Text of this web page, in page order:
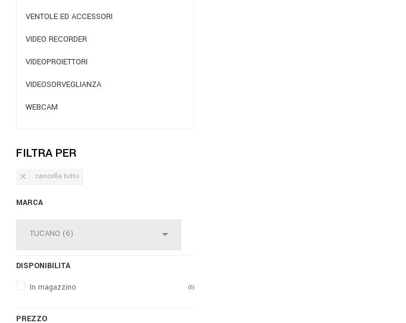
VENTOLE ED ACCESSORI
VIDEO RECORDER
VIDEOPROIETTORI
VIDEOSORVEGLIANZA
WEBCAM
FILTRA PER
 cancella tutto
MARCA

DISPONIBILITÀ
In magazzino
(6)
PREZZO